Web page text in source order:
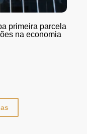
primeira parcela
na economia